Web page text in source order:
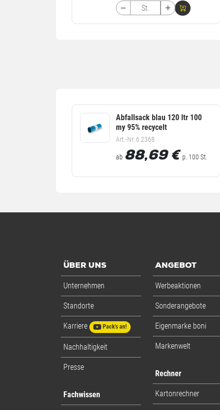
Abfallsack blau 120 ltr 100
my 95% recycelt
Art.-Nr. 6.2368
ab 88,69 € p. 100 St.
ÜBER UNS
Unternehmen
Standorte
Karriere Pack's an!
Nachhaltigkeit
Presse
Fachwissen
ANGEBOT
Werbeaktionen
Sonderangebote
Eigenmarke boni
Markenwelt
Rechner
Kartonrechner